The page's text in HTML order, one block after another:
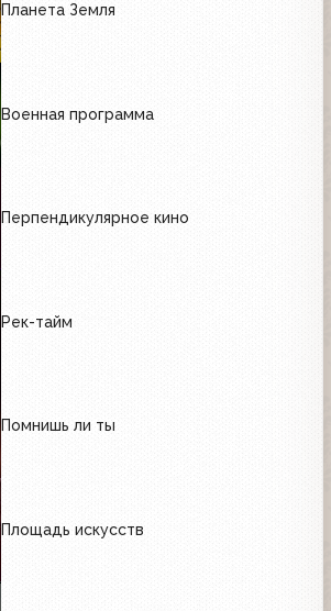
Планета Земля
Военная программа
Перпендикулярное кино
Рек-тайм
Помнишь ли ты
Площадь искусств